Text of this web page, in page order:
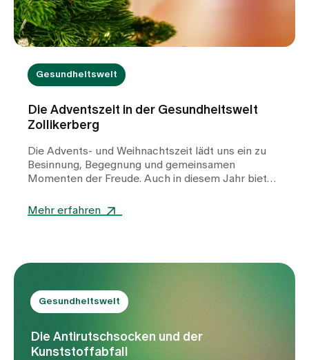
Gesundheitswelt
Die Adventszeit in der Gesundheitswelt
Zollikerberg
Die Advents- und Weihnachtszeit lädt uns ein zu
Besinnung, Begegnung und gemeinsamen
Momenten der Freude. Auch in diesem Jahr bieten
spiritueller, musikalischer und gemeinschaftlicher
Mehr erfahren
Gesundheitswelt
Die Antirutschsocken und der
Kunststoffabfall